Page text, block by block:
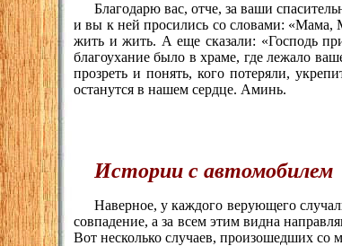
Благодарю вас, отче, за ваши
и вы к ней просились со словами: «Мама,
жить и жить. А еще сказали: «Господь
благоухание было в храме, где лежало
прозреть и понять, кого потеряли,
останутся в нашем сердце. Аминь.
Истории с автомобилем
Наверное, у каждого верующего
совпадение, а за всем этим видна
Вот несколько случаев, произошедших со